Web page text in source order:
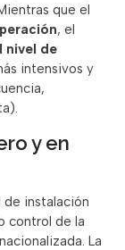
que el
, el
nivel de
intensivos y
y en
instalación
control de la
La